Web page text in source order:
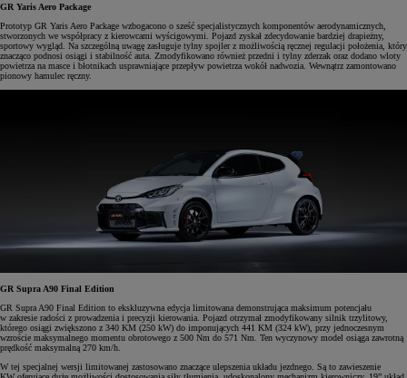
GR Yaris Aero Package
Prototyp GR Yaris Aero Package wzbogacono o sześć specjalistycznych komponentów aerodynamicznych,
stworzonych we współpracy z kierowcami wyścigowymi. Pojazd zyskał zdecydowanie bardziej drapieżny,
sportowy wygląd. Na szczególną uwagę zasługuje tylny spojler z możliwością ręcznej regulacji położenia, który
znacząco podnosi osiągi i stabilność auta. Zmodyfikowano również przedni i tylny zderzak oraz dodano wloty
powietrza na masce i błotnikach usprawniające przepływ powietrza wokół nadwozia. Wewnątrz zamontowano
pionowy hamulec ręczny.
GR Supra A90 Final Edition
GR Supra A90 Final Edition to ekskluzywna edycja limitowana demonstrująca maksimum potencjału
w zakresie radości z prowadzenia i precyzji kierowania. Pojazd otrzymał zmodyfikowany silnik trzylitowy,
którego osiągi zwiększono z 340 KM (250 kW) do imponujących 441 KM (324 kW), przy jednoczesnym
wzroście maksymalnego momentu obrotowego z 500 Nm do 571 Nm. Ten wyczynowy model osiąga zawrotną
prędkość maksymalną 270 km/h.
W tej specjalnej wersji limitowanej zastosowano znaczące ulepszenia układu jezdnego. Są to zawieszenie